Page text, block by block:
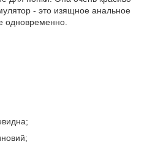
- это изящное анальное
одновременно.